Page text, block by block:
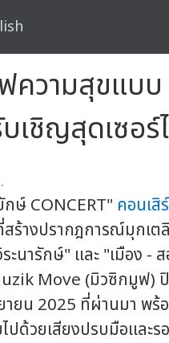
ฟความสุขแ
เชิญสุดเซอร์
ษ์ CONCERT" คอนเสิ
ร้างปรากฎการณ์มุกเต
นารักษ์" และ "เมือง -
Move (มิวซิกมูฟ)
ยน 2025 ที่ผ่านมา พร้
ปด้วยเสียงปรบมือและ